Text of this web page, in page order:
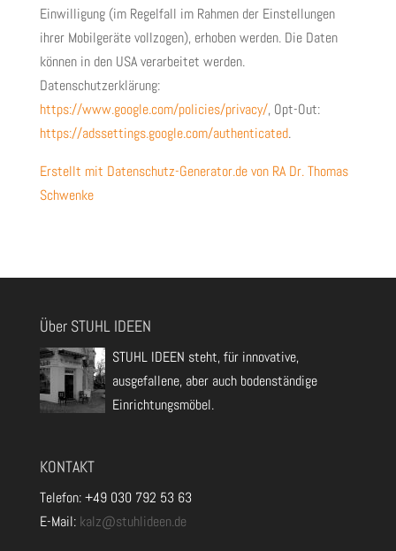
Einwilligung (im Regelfall im Rahmen der Einstellungen
ihrer Mobilgeräte vollzogen), erhoben werden. Die Daten
können in den USA verarbeitet werden.
Datenschutzerklärung:
https://www.google.com/policies/privacy/, Opt-Out:
https://adssettings.google.com/authenticated.
Erstellt mit Datenschutz-Generator.de von RA Dr. Thomas
Schwenke
Über STUHL IDEEN
STUHL IDEEN steht, für innovative,
ausgefallene, aber auch bodenständige
Einrichtungsmöbel.
KONTAKT
Telefon: +49 030 792 53 63
E-Mail: kalz@stuhlideen.de